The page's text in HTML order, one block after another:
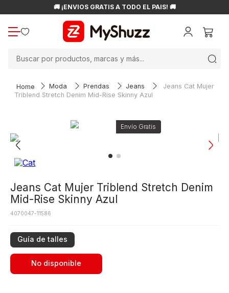
🚚 ¡ENVÍOS GRATIS A TODO EL PAÍS! 🚚
Moda Prendas Jeans
Jeans Cat Mujer
Triblend Stretch Denim Mid-Rise Skinny Azul
Jeans Cat Mujer Triblend Stretch Denim
Mid-Rise Skinny Azul
4070047-11586
Guía de talles
No disponible